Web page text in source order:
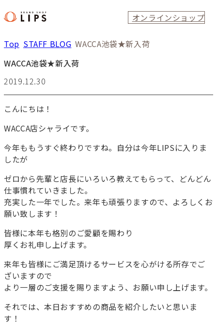
オンラインショップ
Top STAFF BLOG WACCA池袋★新入荷
WACCA池袋★新入荷
2019.12.30
こんにちは！
WACCA店シャライです。
今年ももうすぐ終わりですね。自分は今年LIPSに入りま
したが
ゼロから先輩と店長にいろいろ教えてもらって、どんどん
仕事慣れていきました。
充実した一年でした。来年も頑張りますので、よろしくお
願い致します！
皆様に本年も格別のご愛顧を賜わり
厚くお礼申し上げます。
来年も皆様にご満足頂けるサービスを心がける所存でご
ざいますので
より一層のご支援を賜りますよう、お願い申し上げます。
それでは、本日おすすめの商品を紹介したいと思いま
す！